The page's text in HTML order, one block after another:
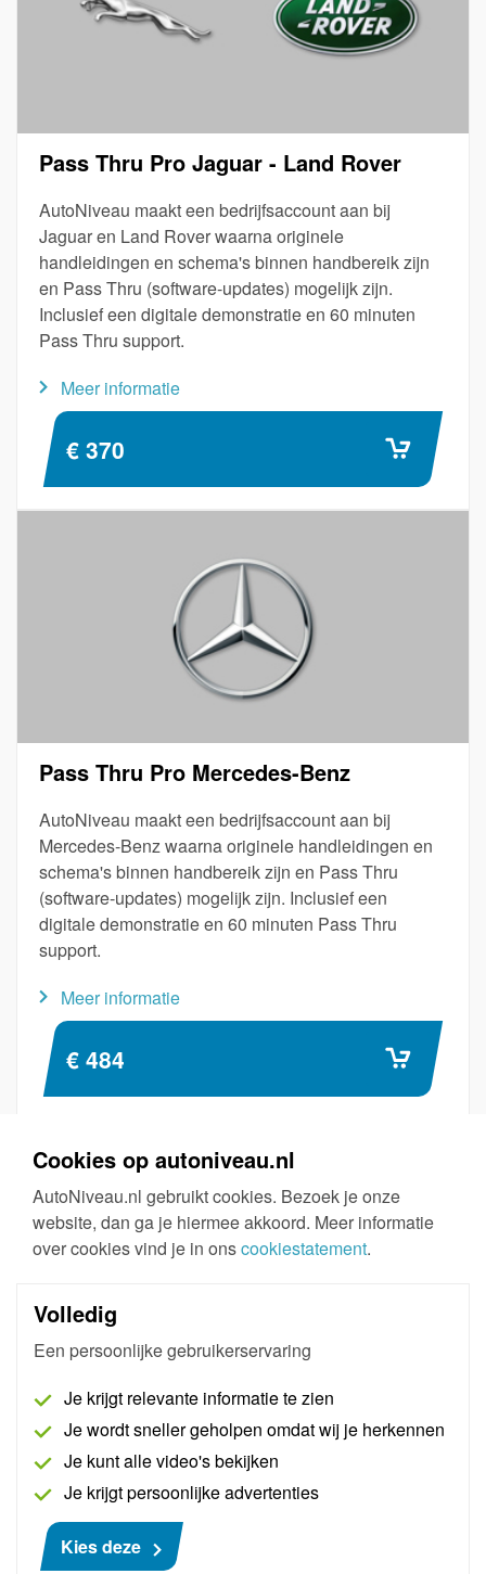
Cookies op autoniveau.nl
AutoNiveau.nl gebruikt cookies. Bezoek je onze
website, dan ga je hiermee akkoord. Meer informatie
over cookies vind je in onscookiestatement.
Volledig
Een persoonlijke gebruikerservaring
Je krijgt relevante informatie te zien
Je wordt sneller geholpen omdat wij je herkennen
Je kunt alle video's bekijken
Je krijgt persoonlijke advertenties
Kies deze
Pass Thru Pro Jaguar - Land Rover
AutoNiveau maakt een bedrijfsaccount aan bij
Jaguar en Land Rover waarna originele
handleidingen en schema's binnen handbereik zijn
en Pass Thru (software-updates) mogelijk zijn.
Inclusief een digitale demonstratie en 60 minuten
Pass Thru support.
Meer informatie
€ 370
Pass Thru Pro Mercedes-Benz
AutoNiveau maakt een bedrijfsaccount aan bij
Mercedes-Benz waarna originele handleidingen en
schema's binnen handbereik zijn en Pass Thru
(software-updates) mogelijk zijn. Inclusief een
digitale demonstratie en 60 minuten Pass Thru
support.
Meer informatie
€ 484
AutoNiveau maakt een bedrijfsaccount aan bij
Peugeot, Citroën, Opel en Chevrolet, waarna
originele handleidingen en schema's binnen
handbereik zijn en Pass Thru (software-updates)
mogelijk zijn. Inclusief een digitale demonstratie en
60 minuten Pass Thru support.